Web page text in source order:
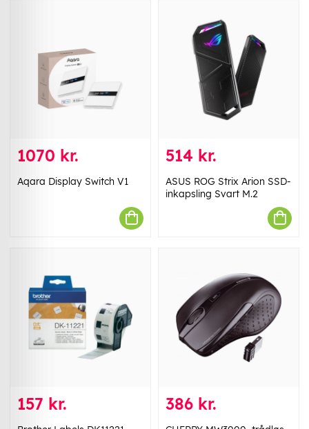
1070 kr.
Aqara Display Switch V1
514 kr.
ASUS ROG Strix Arion SSD-
inkapsling Svart M.2
157 kr. 386 kr.